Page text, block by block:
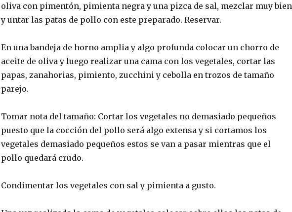
oliva con pimentón, pimienta negra y una pizca de sal, mezclar muy bien
y untar las patas de pollo con este preparado. Reservar.
En una bandeja de horno amplia y algo profunda colocar un chorro de
aceite de oliva y luego realizar una cama con los vegetales, cortar las
papas, zanahorias, pimiento, zucchini y cebolla en trozos de tamaño
parejo.
Tomar nota del tamaño: Cortar los vegetales no demasiado pequeños
puesto que la cocción del pollo será algo extensa y si cortamos los
vegetales demasiado pequeños estos se van a pasar mientras que el
pollo quedará crudo.
Condimentar los vegetales con sal y pimienta a gusto.